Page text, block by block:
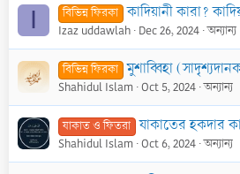
I বিভিন্ন ফিরকা কাদিয়ানী কারা?
Izaz uddawlah Dec 26, 2024 অন্যান্য
বিভিন্ন ফিরকা মুশাব্বিহা
Shahidul Islam Oct 5, 2024 অন্যান্য
যাকাত ও ফিতরা যাকাতের হকদার কারা
Shahidul Islam Oct 6, 2024 অন্যান্য